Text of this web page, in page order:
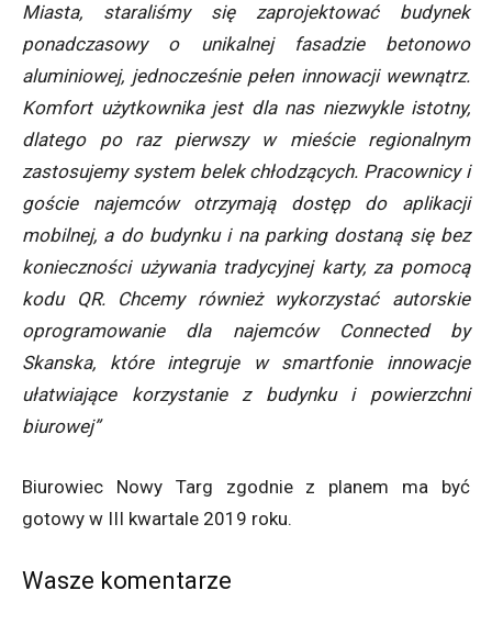
Miasta, staraliśmy się zaprojektować budynek
ponadczasowy o unikalnej fasadzie betonowo
aluminiowej, jednocześnie pełen innowacji wewnątrz.
Komfort użytkownika jest dla nas niezwykle istotny,
dlatego po raz pierwszy w mieście regionalnym
zastosujemy system belek chłodzących. Pracownicy i
goście najemców otrzymają dostęp do aplikacji
mobilnej, a do budynku i na parking dostaną się bez
konieczności używania tradycyjnej karty, za pomocą
kodu QR. Chcemy również wykorzystać autorskie
oprogramowanie dla najemców Connected by
Skanska, które integruje w smartfonie innowacje
ułatwiające korzystanie z budynku i powierzchni
biurowej”
Biurowiec Nowy Targ zgodnie z planem ma być
gotowy w III kwartale 2019 roku.
Wasze komentarze